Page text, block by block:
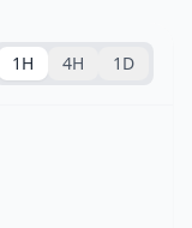
1H 4H 1D